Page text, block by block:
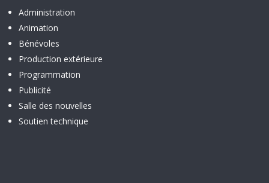
Administration
Animation
Bénévoles
Production extérieure
Programmation
Publicité
Salle des nouvelles
Soutien technique